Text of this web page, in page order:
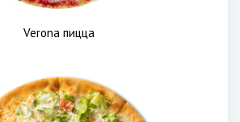
Verona пицца